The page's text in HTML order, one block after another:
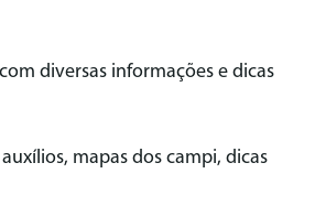
diversas informações e dicas
mapas dos campi, dicas